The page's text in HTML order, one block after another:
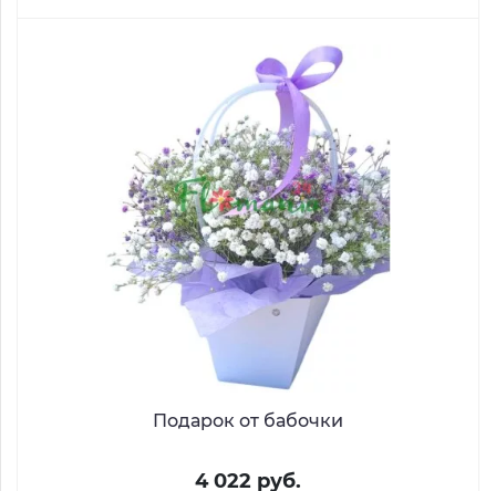
Подарок от бабочки
4 022 руб.